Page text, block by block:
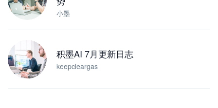
小墨
积墨AI 7月更新日志
keepcleargas